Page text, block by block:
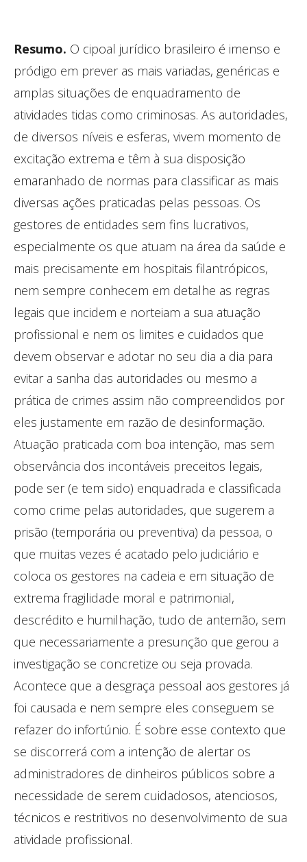
Resumo. O cipoal jurídico brasileiro é imenso e
pródigo em prever as mais variadas, genéricas e
amplas situações de enquadramento de
atividades tidas como criminosas. As autoridades,
de diversos níveis e esferas, vivem momento de
excitação extrema e têm à sua disposição
emaranhado de normas para classificar as mais
diversas ações praticadas pelas pessoas. Os
gestores de entidades sem fins lucrativos,
especialmente os que atuam na área da saúde e
mais precisamente em hospitais filantrópicos,
nem sempre conhecem em detalhe as regras
legais que incidem e norteiam a sua atuação
profissional e nem os limites e cuidados que
devem observar e adotar no seu dia a dia para
evitar a sanha das autoridades ou mesmo a
prática de crimes assim não compreendidos por
eles justamente em razão de desinformação.
Atuação praticada com boa intenção, mas sem
observância dos incontáveis preceitos legais,
pode ser (e tem sido) enquadrada e classificada
como crime pelas autoridades, que sugerem a
prisão (temporária ou preventiva) da pessoa, o
que muitas vezes é acatado pelo judiciário e
coloca os gestores na cadeia e em situação de
extrema fragilidade moral e patrimonial,
descrédito e humilhação, tudo de antemão, sem
que necessariamente a presunção que gerou a
investigação se concretize ou seja provada.
Acontece que a desgraça pessoal aos gestores já
foi causada e nem sempre eles conseguem se
refazer do infortúnio. É sobre esse contexto que
se discorrerá com a intenção de alertar os
administradores de dinheiros públicos sobre a
necessidade de serem cuidadosos, atenciosos,
técnicos e restritivos no desenvolvimento de sua
atividade profissional.